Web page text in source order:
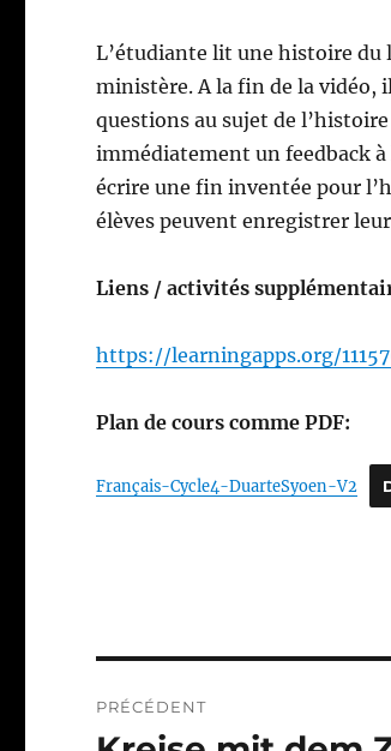
L’étudiante lit une histoire du
ministère. A la fin de la vidéo,
questions au sujet de
immédiatement un feedback
écrire une fin inventée pour
élèves peuvent enregistrer
Liens / activités
https://learningapps.org/
Plan de cours comme PDF:
Français-Cycle4-DuarteSyoen-V2
de
PRÉCÉDENT
Publication